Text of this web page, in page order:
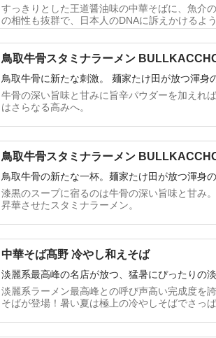
すっきりとした王道醤油味の中華そばに、魚介
の相性も抜群で、日本人のDNAに訴えかけるよ
注文時に配送希望日をご選択いただいた場合で
手続きをさせていただきます。発送完了メール
問い合わせいただきますと、ヤマト運輸保管期
販売商品と他の商品を同時に購入された場合、
期に発送させていただきます。
鳥取牛骨スタミナラーメン
鳥取牛骨に新たな刺激。 麺家たけ田が放つ渾身
牛骨の深い旨味と甘みに旨辛パウダーを加えれ
はさらなる高みへ。
鳥取牛骨スタミナラーメン
鳥取牛骨の新たな一杯。麺家たけ田が放つ渾身
漆黒のスープに宿るのは牛骨の深い旨味と甘み
昇華させたスタミナラーメン。
中華そば髙野 冷やし和えそば
淡麗系最高峰の名店が放つ、猛暑にぴったりの
淡麗系ラーメン最高峰との呼び声高い完成度を
そばが登場！暑い夏は極上の冷やしそばでさっ